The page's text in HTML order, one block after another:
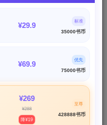
¥29.9 标准
35000书币
¥69.9 优先
75000书币
¥269
¥288
降¥19
至尊
428888书币